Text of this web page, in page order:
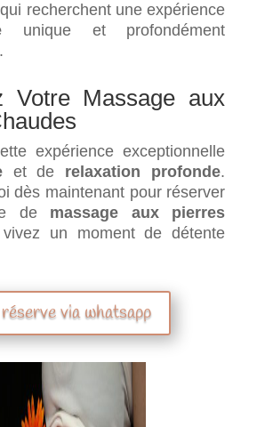
recherchent une expérience
unique et profondément
Votre Massage aux
expérience exceptionnelle
et de relaxation profonde.
dès maintenant pour réserver
de massage aux pierres
un moment de détente
via whatsapp